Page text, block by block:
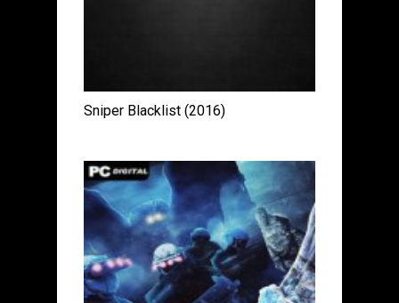
Sniper Blacklist (2016)